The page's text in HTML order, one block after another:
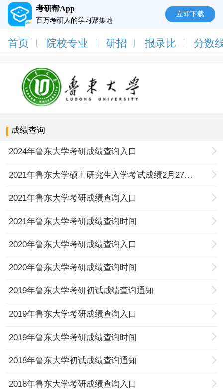
考研帮App
百万考研人的学习聚集地
立即下载
首页 院校专业 研招 报录比 分数
成绩查询
2024年鲁东大学考研成绩查询入口
2021年鲁东大学硕士研究生入学考试成绩2月27日公布
2021年鲁东大学考研成绩查询入口
2021年鲁东大学考研成绩查询时间
2020年鲁东大学考研成绩查询入口
2020年鲁东大学考研成绩查询时间
2019年鲁东大学考研初试成绩查询通知
2019年鲁东大学考研成绩查询入口
2019年鲁东大学考研成绩查询时间
2018年鲁东大学初试成绩查询通知
2018年鲁东大学考研成绩查询入口